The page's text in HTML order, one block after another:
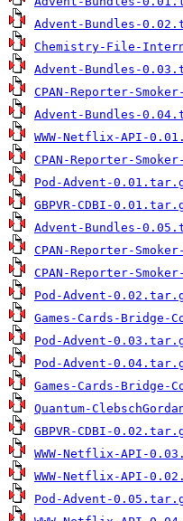
Advent-Bundles-
Chemistry-File-
Advent-Bundles-
CPAN-Reporter-
Advent-Bundles-
WWW-Netflix-API-
CPAN-Reporter-
Pod-Advent-
GBPVR-CDBI-
Advent-Bundles-
CPAN-Reporter-
CPAN-Reporter-
Pod-Advent-
Games-Cards-
Pod-Advent-
Pod-Advent-
Games-Cards-
Quantum-
GBPVR-CDBI-
WWW-Netflix-API-
WWW-Netflix-API-
Pod-Advent-